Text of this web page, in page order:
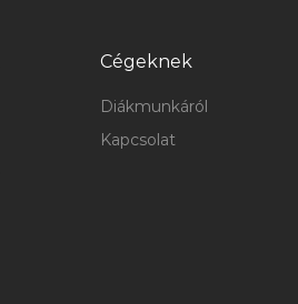
Cégeknek
Diákmunkáról
Kapcsolat